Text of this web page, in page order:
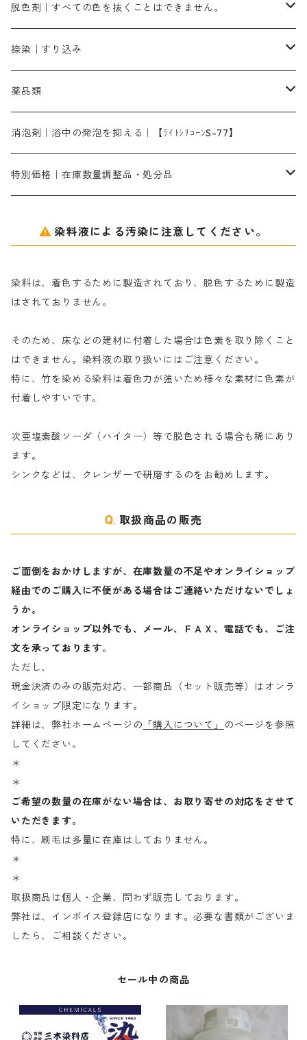
1kg
ローズMB｜鮮やかなピンク色）
スカイブルーMG｜緑みの空色
ターキスブルーHNG｜緑みの空色
ネオホワイトR
片羽刷毛
伸子
型洗いブラシ
アゾリン200％｜綿・麻・絹・羊毛・ナイロンの染色
レオニールEHC｜反応染料用
染料の浸透剤
ソルバライトS-70｜各種繊維の浸し染めに使用可能
染料の定着向上剤
ライトフィックスAコンク｜綿・麻もしくは直接染料で染めた素材
シルクフィックス３A｜絹の染料定着向上剤
アルカリ剤｜反応染料用
ソーダ灰
染料溶解剤
セレナゾールPDN｜各種染料の染料溶解剤
ネオポールB－300｜反応染料のソーピング剤
仕上げ剤｜柔軟・平滑剤
白場汚染防止剤
カルボキシメチルセルロース（CMC）
海藻系
たんぱく質系
化学糊（PVA）
防腐剤｜アルカリ性
脱色剤｜すべての色を抜くことはできません。
脱色剤
全体脱色｜ハイドロサルファイトコンク
部分脱色｜デグロリンSコンク
脱色助剤｜浸透・複色抑制剤
メイプロガムNP｜にじみ防止剤
アミラヂンD｜浸透・複色抑制剤
捺染｜すり込み
染料溶解剤｜染料の均一な浸透・吸着を補助する
捺染糊
メイプロガムNP（綿・麻・絹用｜直接・酸性・含金染料用）
白場汚染防止剤｜ソーピング剤｜水洗する際の再汚染防止剤
薬品類
ア行
カ行
ナ行
ハ行
マ行
消泡剤｜浴中の発泡を抑える｜【ﾗｲﾄｼﾘｺｰﾝS-77】
特別価格｜在庫数量調整品・処分品
粉末顔料
綿・麻を染める染料
絹・羊毛を染める染料
染料液による汚染に注意してください。
染料は、着色するために製造されており、脱色するために製造
はされておりません。
そのため、床などの建材に付着した場合は色素を取り除くこと
はできません。染料液の取り扱いにはご注意ください。
特に、竹を染める染料は着色力が強いため様々な素材に色素が
付着しやすいです。
次亜塩素酸ソーダ（ハイター）等で脱色される場合も稀にあり
ます。
シンクなどは、クレンザーで研磨するのをお勧めします。
取扱商品の販売
ご面倒をおかけしますが、在庫数量の不足やオンライショップ
経由でのご購入に不便がある場合はご連絡いただけないでしょ
うか。
オンライショップ以外でも、メール、ＦＡＸ、電話でも、ご注
文を承っております。
ただし、
現金決済のみの販売対応、一部商品（セット販売等）はオンラ
イショップ限定になります。
詳細は、弊社ホームページの 「購入について」
のページを参照
してください。
＊
＊
ご希望の数量の在庫がない場合は、お取り寄せの対応をさせて
いただきます。
特に、刷毛は多量に在庫はしておりません。
＊
＊
取扱商品は個人・企業、問わず販売しております。
弊社は、インボイス登録店になります。必要な書類がございま
したら、ご相談ください。
セール中の商品